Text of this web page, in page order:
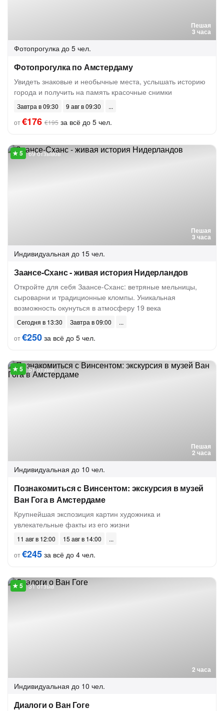
Пешая
3 часа
Фотопрогулка до 5 чел.
Фотопрогулка по Амстердаму
Увидеть знаковые и необычные места, услышать историю
города и получить на память красочные снимки
Завтра в 09:30
9 авг в 09:30
от€176 €195 за всё до 5 чел.
Пешая
3 часа
69 отзывов
Индивидуальная до 15 чел.
Заансе-Сханс - живая история Нидерландов
Откройте для себя Заансе-Сханс: ветряные мельницы,
сыроварни и традиционные кломпы. Уникальная
возможность окунуться в атмосферу 19 века
Сегодня в 13:30
Завтра в 09:00
от€250 за всё до 5 чел.
Пешая
2 часа
51 отзыв
Индивидуальная до 10 чел.
Познакомиться с Винсентом: экскурсия в музей
Ван Гога в Амстердаме
Крупнейшая экспозиция картин художника и
увлекательные факты из его жизни
11 авг в 12:00
15 авг в 14:00
от€245 за всё до 4 чел.
2 часа
31 отзыв
Индивидуальная до 10 чел.
Диалоги о Ван Гоге